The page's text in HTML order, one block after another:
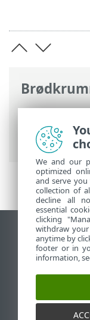
ESET-
Encryption>
Encryption>
Vis
End of Life
ESET-
ESET-forum
ESET Status
Regional
We and our
optimized
and serve
collection of
decline all
essential
clicking
withdraw your
anytime by
footer or in
information,